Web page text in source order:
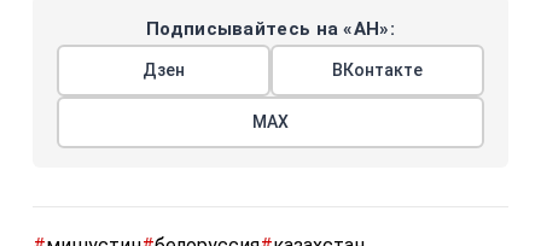
Подписывайтесь на «АН»:
Дзен ВКонтакте
МАХ